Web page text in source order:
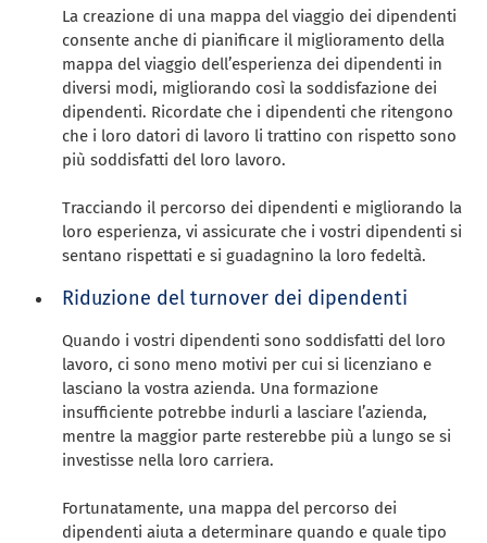
La creazione di una mappa del viaggio dei dipendenti
consente anche di pianificare il miglioramento della
mappa del viaggio dell’esperienza dei dipendenti in
diversi modi, migliorando così la soddisfazione dei
dipendenti. Ricordate che i dipendenti che ritengono
che i loro datori di lavoro li trattino con rispetto sono
più soddisfatti del loro lavoro.
Tracciando il percorso dei dipendenti e migliorando la
loro esperienza, vi assicurate che i vostri dipendenti si
sentano rispettati e si guadagnino la loro fedeltà.
Riduzione del turnover dei dipendenti
Quando i vostri dipendenti sono soddisfatti del loro
lavoro, ci sono meno motivi per cui si licenziano e
lasciano la vostra azienda. Una formazione
insufficiente potrebbe indurli a lasciare l’azienda,
mentre la maggior parte resterebbe più a lungo se si
investisse nella loro carriera.
Fortunatamente, una mappa del percorso dei
dipendenti aiuta a determinare quando e quale tipo